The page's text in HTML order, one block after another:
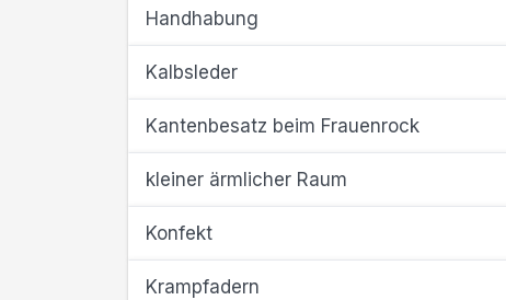
Handhabung
Kalbsleder
Kantenbesatz beim Frauenrock
kleiner ärmlicher Raum
Konfekt
Krampfadern